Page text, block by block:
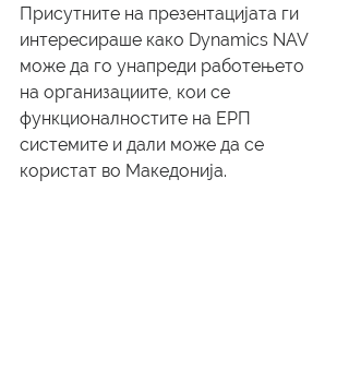
Присутните на презентацијата ги
интересираше како Dynamics NAV
може да го унапреди работењето
на организациите, кои се
функционалностите на ЕРП
системите и дали може да се
користат во Македонија.